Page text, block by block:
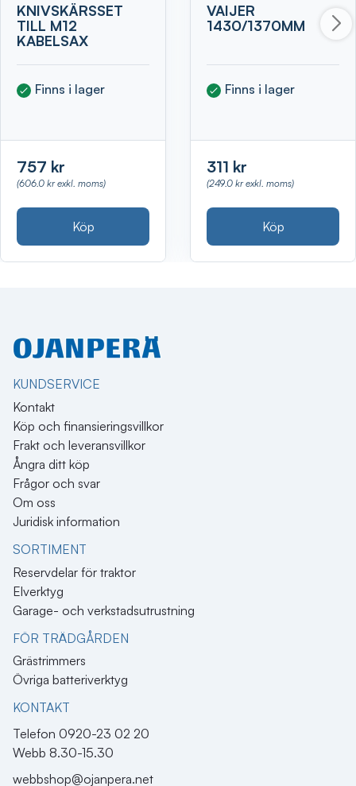
KNIVSKÄRSSET
TILL M12
KABELSAX
Finns i lager
757 kr
(606.0 kr exkl. moms)
Köp
VAIJER
1430/1370MM
Finns i lager
311 kr
(249.0 kr exkl. moms)
Köp
KUNDSERVICE
Kontakt
Köp och finansieringsvillkor
Frakt och leveransvillkor
Ångra ditt köp
Frågor och svar
Om oss
Juridisk information
SORTIMENT
Reservdelar för traktor
Elverktyg
Garage- och verkstadsutrustning
FÖR TRÄDGÅRDEN
Grästrimmers
Övriga batteriverktyg
KONTAKT​
Telefon 0920-23 02 20
Webb 8.30-15.30
webbshop@ojanpera.net